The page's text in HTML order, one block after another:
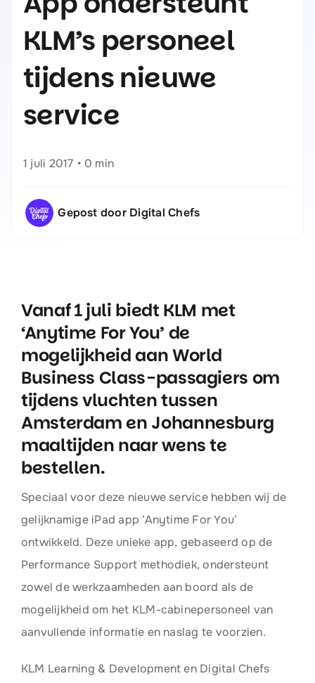
KLM’s personeel
tijdens nieuwe
service
1 juli 2017 • 0 min
Gepost door Digital Chefs
Vanaf 1 juli biedt KLM met
‘Anytime For You’ de
mogelijkheid aan World
Business Class-passagiers om
tijdens vluchten tussen
Amsterdam en Johannesburg
maaltijden naar wens te
bestellen.
Speciaal voor deze nieuwe service hebben wij de
gelijknamige iPad app ‘Anytime For You’
ontwikkeld. Deze unieke app, gebaseerd op de
Performance Support methodiek, ondersteunt
zowel de werkzaamheden aan boord als de
mogelijkheid om het KLM-cabinepersoneel van
aanvullende informatie en naslag te voorzien.
KLM Learning & Development en Digital Chefs